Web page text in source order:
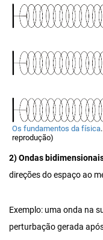
Os fundamentos da física
reprodução)
2) Ondas
direções do espaço ao
Exemplo: uma onda na
perturbação gerada